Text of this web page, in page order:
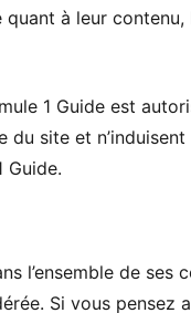
à leur
1 Guide est
site et
Guide.
l’ensemble de
Si vous pensez